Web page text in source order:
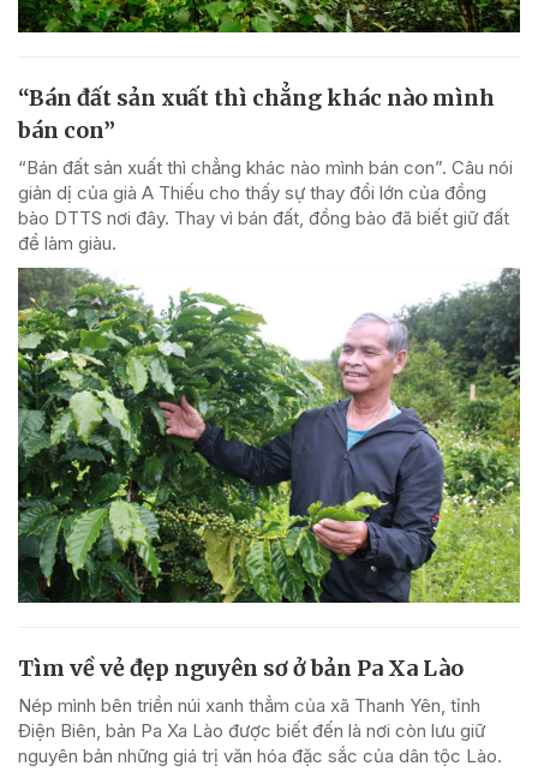
“Bán đất sản xuất thì chẳng khác nào mình
bán con”
“Bán đất sản xuất thì chẳng khác nào mình bán con”. Câu nói
giản dị của già A Thiếu cho thấy sự thay đổi lớn của đồng
bào DTTS nơi đây. Thay vì bán đất, đồng bào đã biết giữ đất
để làm giàu.
Tìm về vẻ đẹp nguyên sơ ở bản Pa Xa Lào
Nép mình bên triền núi xanh thẳm của xã Thanh Yên, tỉnh
Điện Biên, bản Pa Xa Lào được biết đến là nơi còn lưu giữ
nguyên bản những giá trị văn hóa đặc sắc của dân tộc Lào.